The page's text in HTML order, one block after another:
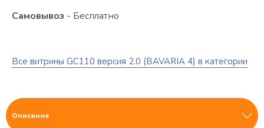
Все витрины GC110 версия 2.0 (BAVARIA 4) в категории
Самовывоз - Бесплатно
Описание